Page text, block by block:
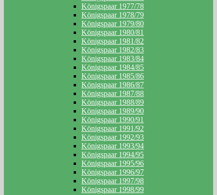
Königspaar 1977/78
Königspaar 1978/79
Königspaar 1979/80
Königspaar 1980/81
Königspaar 1981/82
Königspaar 1982/83
Königspaar 1983/84
Königspaar 1984/85
Königspaar 1985/86
Königspaar 1986/87
Königspaar 1987/88
Königspaar 1988/89
Königspaar 1989/90
Königspaar 1990/91
Königspaar 1991/92
Königspaar 1992/93
Königspaar 1993/94
Königspaar 1994/95
Königspaar 1995/96
Königspaar 1996/97
Königspaar 1997/98
Königspaar 1998/99